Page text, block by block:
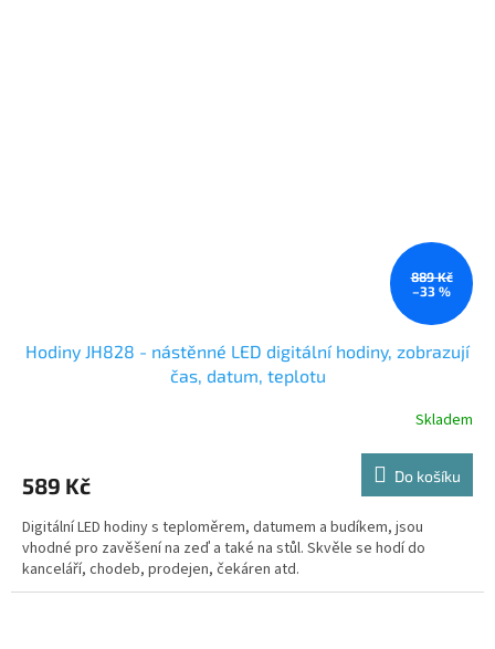
889 Kč
–33 %
Hodiny JH828 - nástěnné LED digitální hodiny, zobrazují
čas, datum, teplotu
Skladem
589 Kč Do košíku
Digitální LED hodiny s teploměrem, datumem a budíkem, jsou
vhodné pro zavěšení na zeď a také na stůl. Skvěle se hodí do
kanceláří, chodeb, prodejen, čekáren atd.